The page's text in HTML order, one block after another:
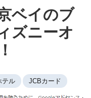
ベイのブ
ズニーオ
テル JCBカード